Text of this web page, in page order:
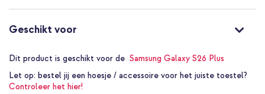
Geschikt voor
Dit product is geschikt voor de Samsung Galaxy S26 Plus
Let op: bestel jij een hoesje / accessoire voor het juiste toestel?
Controleer het hier!